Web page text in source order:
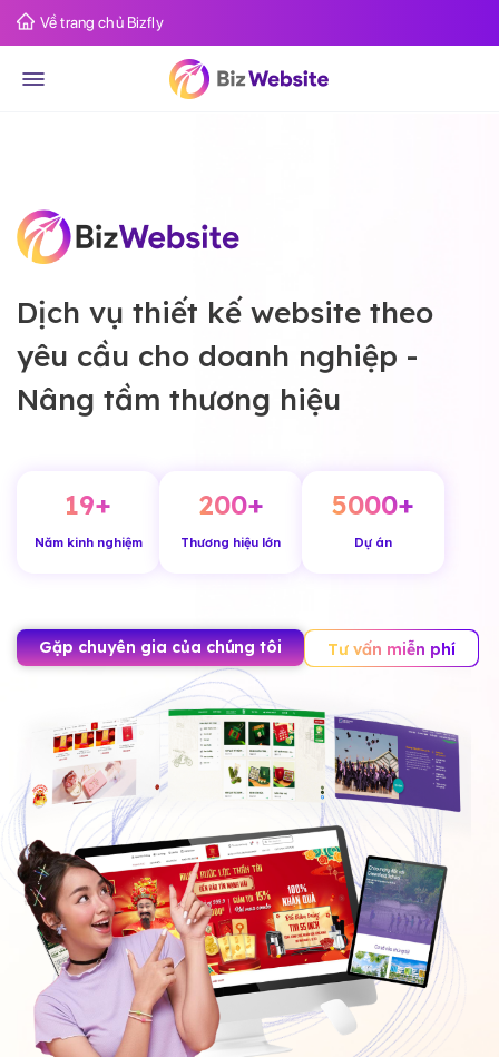
Về trang chủ Bizfly
Dịch vụ thiết kế website theo
yêu cầu cho doanh nghiệp -
Nâng tầm thương hiệu
19+
Năm kinh nghiệm
200+
Thương hiệu lớn
5000+
Dự án
Gặp chuyên gia của chúng tôi Tư vấn miễn phí